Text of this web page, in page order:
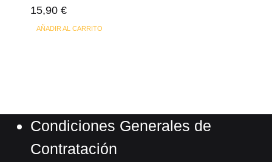
15,90 €
AÑADIR AL CARRITO
Condiciones Generales de
Contratación